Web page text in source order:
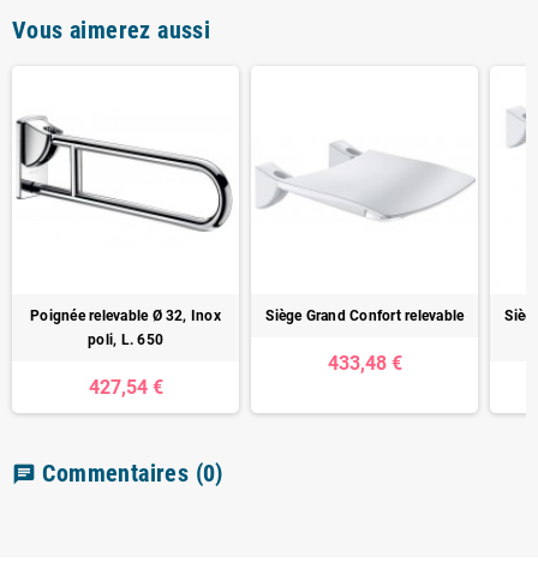
Vous aimerez aussi
Poignée relevable Ø 32, Inox
poli, L. 650
427,54 €
Siège Grand Confort relevable
433,48 €
chat Commentaires (0)